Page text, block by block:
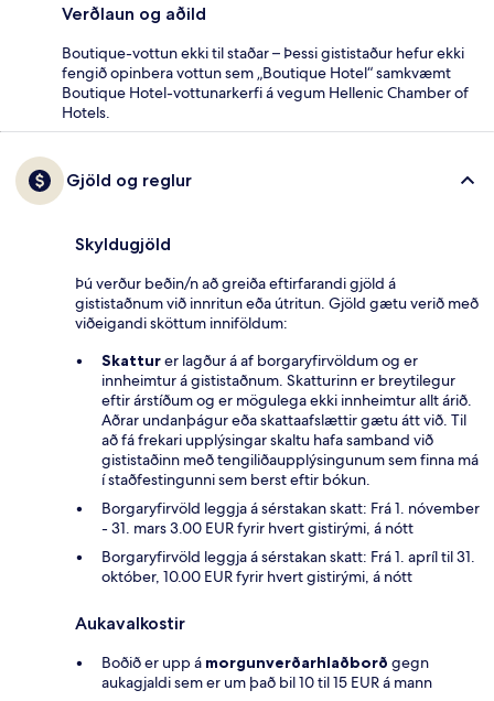
Verðlaun og aðild
Boutique-vottun ekki til staðar – Þessi gististaður hefur ekki
fengið opinbera vottun sem „Boutique Hotel“ samkvæmt
Boutique Hotel-vottunarkerfi á vegum Hellenic Chamber of
Hotels.
Gjöld og reglur
Skyldugjöld
Þú verður beðin/n að greiða eftirfarandi gjöld á
gististaðnum við innritun eða útritun. Gjöld gætu verið með
viðeigandi sköttum inniföldum:
Skatturer lagður á af borgaryfirvöldum og er
innheimtur á gististaðnum. Skatturinn er breytilegur
eftir árstíðum og er mögulega ekki innheimtur allt árið.
Aðrar undanþágur eða skattaafslættir gætu átt við. Til
að fá frekari upplýsingar skaltu hafa samband við
gististaðinn með tengiliðaupplýsingunum sem finna má
í staðfestingunni sem berst eftir bókun.
Borgaryfirvöld leggja á sérstakan skatt: Frá 1. nóvember
- 31. mars 3.00 EUR fyrir hvert gistirými, á nótt
Borgaryfirvöld leggja á sérstakan skatt: Frá 1. apríl til 31.
október, 10.00 EUR fyrir hvert gistirými, á nótt
Aukavalkostir
Boðið er upp á morgunverðarhlaðborð gegn
aukagjaldi sem er um það bil 10 til 15 EUR á mann